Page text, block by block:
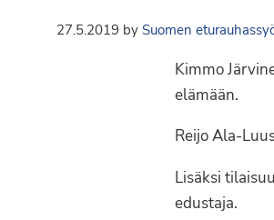
1997.
Syöpäyhdistyksen
27.5.2019 bySuomen
Kimmo
elämään.
Reijo Ala-
Lisäksi
edustaja.